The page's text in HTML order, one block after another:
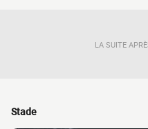
LA SUITE
Stade